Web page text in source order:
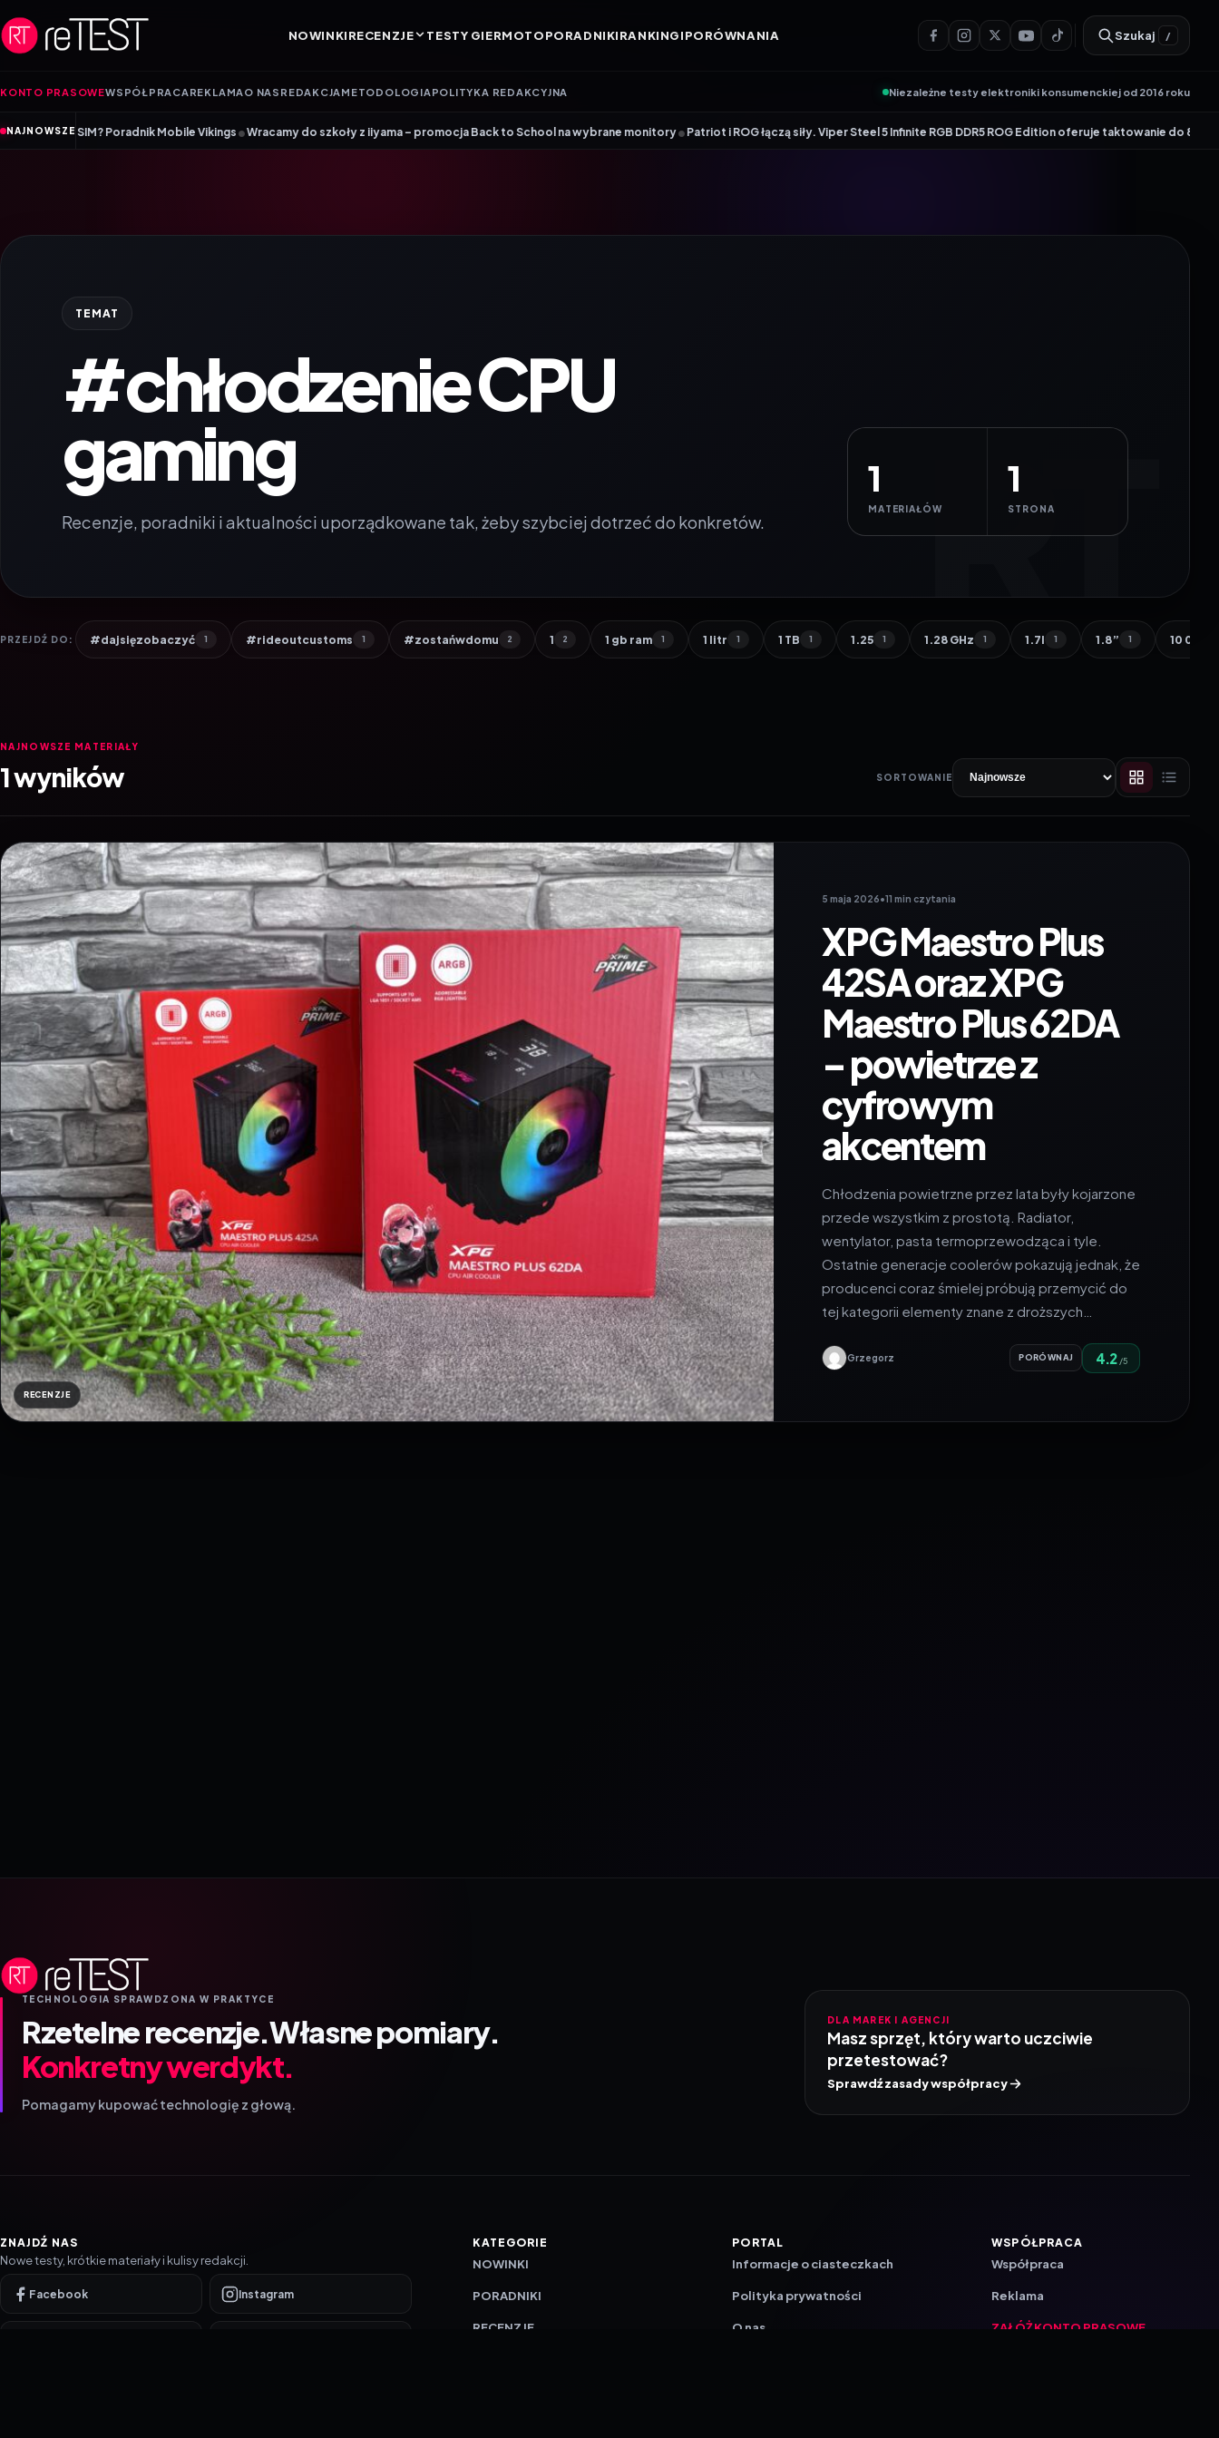
NOWINKIRECENZJE TESTY GIERMOTOPORADNIKIRANKINGIPORÓWNANIA Szukaj /
KONTO PRASOWEWSPÓŁPRACA REKLAMA O NAS REDAKCJA METODOLOGIA POLITYKA REDAKCYJNA Niezależne testy elektroniki konsumenckiej od 2016 roku
NAJNOWSZE
Poradnik Mobile Vikings•Wracamy do szkoły z iiyama – promocja Back to School na wybrane monitory•Patriot i ROG łączą siły. Viper Steel 5 Infinite RGB DDR5 ROG Edition oferuje taktowanie do 8600 MT/s •
TEMAT
#chłodzenie CPU
gaming
Recenzje, poradniki i aktualności uporządkowane tak, żeby szybciej dotrzeć do konkretów.
1
MATERIAŁÓW
1
STRONA
PRZEJDŹ DO: #dajsięzobaczyć 1 #rideoutcustoms 1 #zostańwdomu 2 1 2 1 gb ram 1 1 litr 1 1 TB 1 1.25 1 1.28 GHz 1 1.7l 1 1.8” 1 10 000
NAJNOWSZE MATERIAŁY
1 wyników SORTOWANIE
RECENZJE
5 maja 2026•11 min czytania
XPG Maestro Plus
42SA oraz XPG
Maestro Plus 62DA
– powietrze z
cyfrowym
akcentem
Chłodzenia powietrzne przez lata były kojarzone
przede wszystkim z prostotą. Radiator,
wentylator, pasta termoprzewodząca i tyle.
Ostatnie generacje coolerów pokazują jednak, że
producenci coraz śmielej próbują przemycić do
tej kategorii elementy znane z droższych…
Grzegorz PORÓWNAJ 4.2 /5
TECHNOLOGIA SPRAWDZONA W PRAKTYCE
Rzetelne recenzje.Własne pomiary.
Konkretny werdykt.
Pomagamy kupować technologię z głową.
DLA MAREK I AGENCJI
Masz sprzęt, który warto uczciwie
przetestować?
Sprawdź zasady współpracy
ZNAJDŹ NAS
Nowe testy, krótkie materiały i kulisy redakcji.
Facebook Instagram
KATEGORIE
NOWINKI
PORADNIKI
RECENZJE
PORTAL
Informacje o ciasteczkach
Polityka prywatności
O nas
WSPÓŁPRACA
Współpraca
Reklama
ZAŁÓŻ KONTO PRASOWE